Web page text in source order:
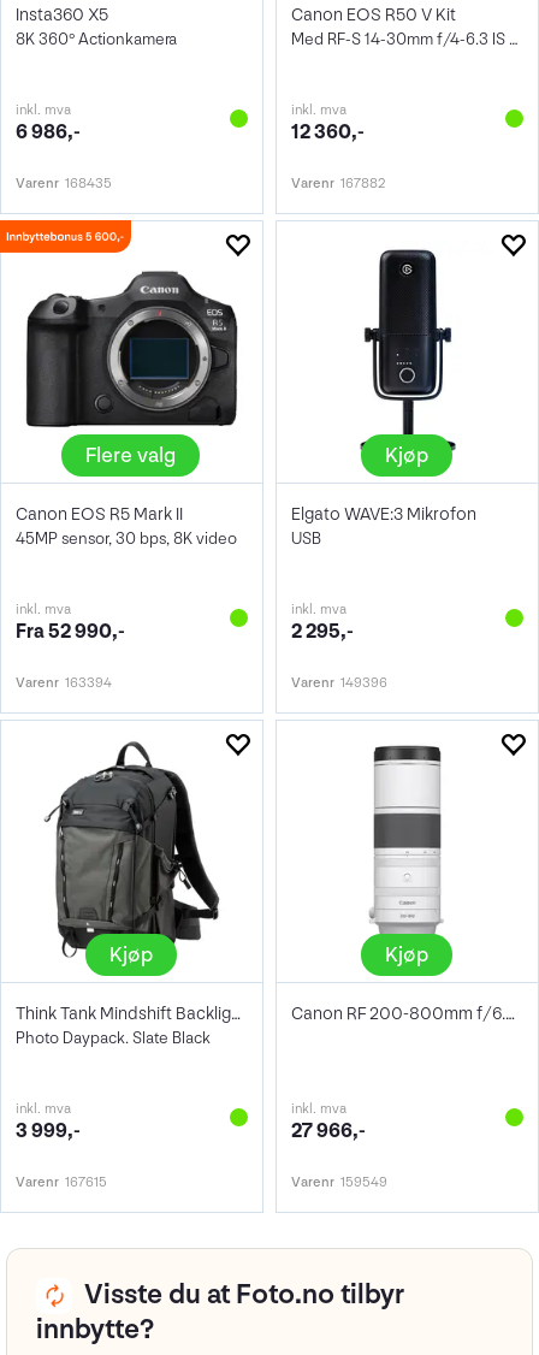
Insta360 X5
8K 360° Actionkamera
inkl. mva
6 986,-
Varenr 168435
Canon EOS R50 V Kit
Med RF-S 14-30mm f/4-6.3 IS STM PZ
inkl. mva
12 360,-
Varenr 167882
Flere valg
Canon EOS R5 Mark II
45MP sensor, 30 bps, 8K video
inkl. mva
Fra 52 990,-
Varenr 163394
Kjøp
Elgato WAVE:3 Mikrofon
USB
inkl. mva
2 295,-
Varenr 149396
Kjøp
Think Tank Mindshift Backlight 26L
Photo Daypack. Slate Black
inkl. mva
3 999,-
Varenr 167615
Kjøp
Canon RF 200-800mm f/6.3-9 IS USM
inkl. mva
27 966,-
Varenr 159549
Visste du at Foto.no tilbyr
innbytte?